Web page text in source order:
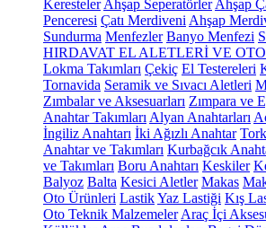
Keresteler Ahşap Seperatörler Ahşap
Penceresi Çatı Merdiveni Ahşap
Sundurma Menfezler Banyo Menfezi
HIRDAVAT EL ALETLERİ VE OTO
Lokma Takımları Çekiç El Testereleri
Tornavida Seramik ve Sıvacı Aletleri
Zımbalar ve Aksesuarları Zımpara ve
Anahtar Takımları Alyan Anahtarları
İngiliz Anahtarı İki Ağızlı Anahtar
Anahtar ve Takımları Kurbağcık
ve Takımları Boru Anahtarı Keskiler
Balyoz Balta Kesici Aletler Makas
Oto Ürünleri LastikYaz Lastiği Kış
Oto Teknik Malzemeler Araç İçi